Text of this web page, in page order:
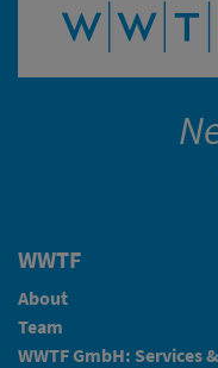
WWTF
About
Team
WWTF GmbH: Services